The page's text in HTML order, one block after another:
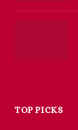
TOP PICKS